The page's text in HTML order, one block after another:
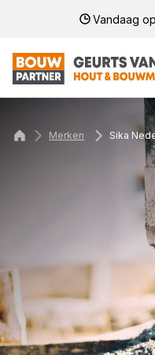
Vandaag
Merken Sika